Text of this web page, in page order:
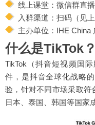
线上课堂：微信群直
入群渠道：扫码（见
主办单位：IHE China
什么是TikTok？
TikTok（抖音短视频国
件，是抖音全球化战略
验，针对不同市场采取符
日本、泰国、韩国等国家